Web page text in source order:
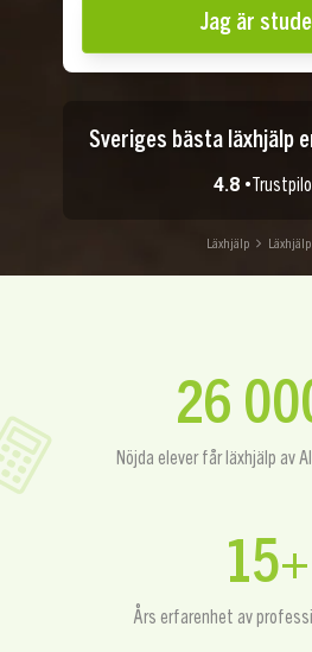
Jag är
Sveriges bästa läxhjälp
4.8 •
Läxhjälp Läxhjälp
26
Nöjda elever får läxhjälp av
15+
Års erfarenhet av